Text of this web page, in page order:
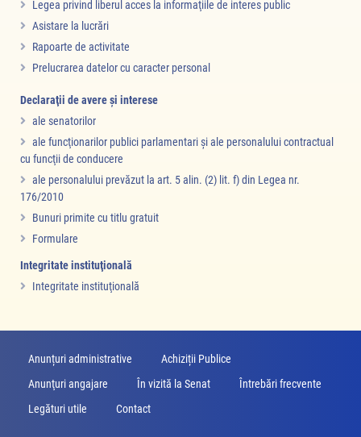
Legea privind liberul acces la informaţiile de interes public
Asistare la lucrări
Rapoarte de activitate
Prelucrarea datelor cu caracter personal
Declaraţii de avere şi interese
ale senatorilor
ale funcţionarilor publici parlamentari şi ale personalului contractual
cu funcţii de conducere
ale personalului prevăzut la art. 5 alin. (2) lit. f) din Legea nr.
176/2010
Bunuri primite cu titlu gratuit
Formulare
Integritate instituţională
Integritate instituţională
Anunțuri administrative
Achiziții Publice
Anunţuri angajare
În vizită la Senat
Întrebări frecvente
Legături utile
Contact